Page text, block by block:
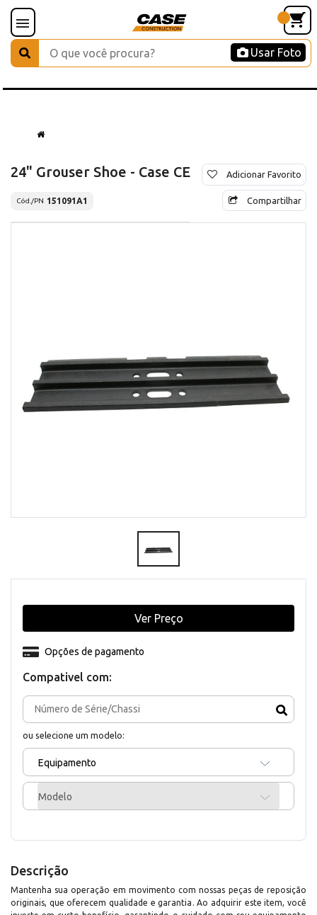
Usar Foto
24" Grouser Shoe - Case CE
Cód./PN 151091A1
Adicionar Favorito
Compartilhar
Compativel com:
ou selecione um modelo:
Equipamento
Modelo
Opções de pagamento
Ver Preço
Descrição
Mantenha sua operação em movimento com nossas peças de reposição
originais, que oferecem qualidade e garantia. Ao adquirir este item, você